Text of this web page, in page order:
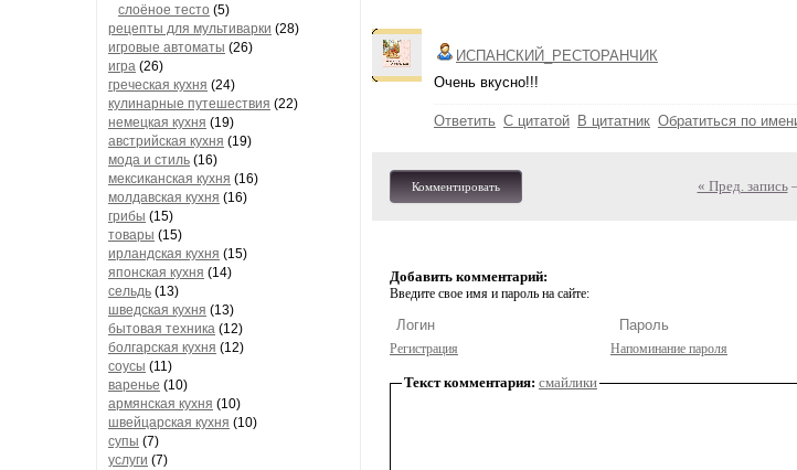
слоёное тесто (5)
рецепты для мультиварки (28)
игровые автоматы (26)
игра (26)
греческая кухня (24)
кулинарные путешествия (22)
немецкая кухня (19)
австрийская кухня (19)
мода и стиль (16)
мексиканская кухня (16)
молдавская кухня (16)
грибы (15)
товары (15)
ирландская кухня (15)
японская кухня (14)
сельдь (13)
шведская кухня (13)
бытовая техника (12)
болгарская кухня (12)
соусы (11)
варенье (10)
армянская кухня (10)
швейцарская кухня (10)
супы (7)
услуги (7)
ИСПАНСКИЙ_РЕСТОРАНЧИК
Очень вкусно!!!
Ответить С цитатой В цитатник Обратиться по
Комментировать « Пред. запись
Добавить комментарий:
Введите свое имя и пароль на сайте:
Регистрация Напоминание пароля
Текст комментария: смайлики